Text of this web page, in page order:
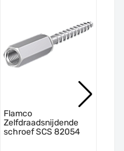
Flamco
Zelfdraadsnijdende
schroef SCS 82054